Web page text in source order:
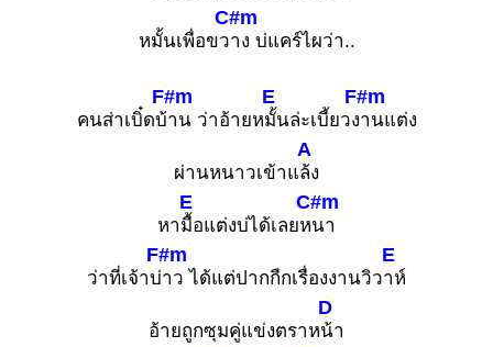
หมั้นเพื่อขว
C#m
าง บ่แคร์ไผว่า..
คนส่าเบิ๋ดบ้
F#m
าน ว่าอ้ายห
E
มั้นล่ะเบี้ยวง
F#m
านแต่ง
ผ่านหนาวเข้าแ
A
ล้ง
หา
E
มื้อแต่งบ่ได้เลยห
C#m
นา
ว่าที่เจ้าบ่
F#m
าว ได้แต่ปากกืกเรื่องงานวิว
E
าห์
อ้ายถูกซุมคู่แข่งตราห
D
น้า